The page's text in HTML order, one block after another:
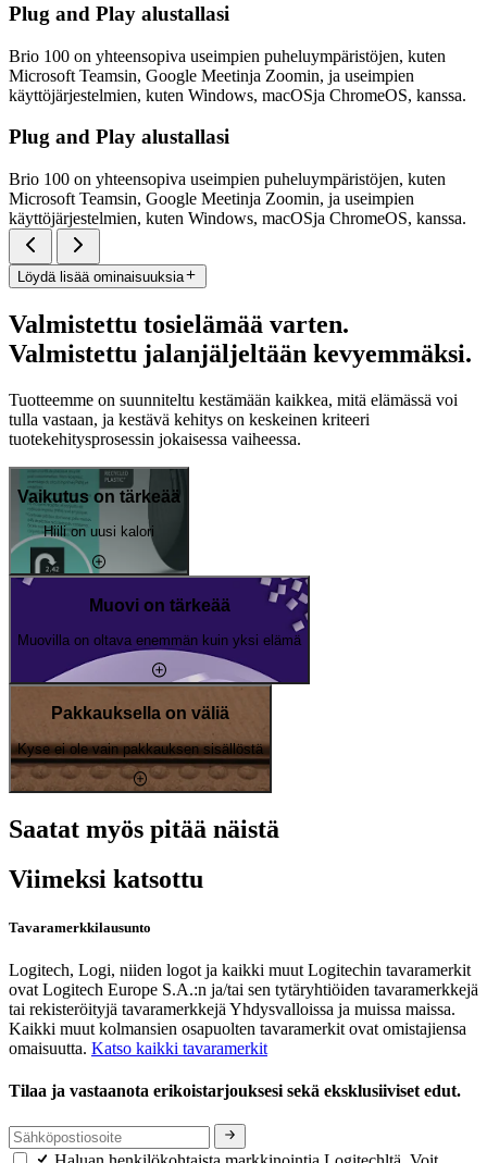
Plug and Play alustallasi
Brio 100 on yhteensopiva useimpien puheluympäristöjen, kuten
Microsoft Teamsin, Google Meetinja Zoomin, ja useimpien
käyttöjärjestelmien, kuten Windows, macOSja ChromeOS, kanssa.
Plug and Play alustallasi
Brio 100 on yhteensopiva useimpien puheluympäristöjen, kuten
Microsoft Teamsin, Google Meetinja Zoomin, ja useimpien
käyttöjärjestelmien, kuten Windows, macOSja ChromeOS, kanssa.
Löydä lisää ominaisuuksia
Valmistettu tosielämää varten.
Valmistettu jalanjäljeltään kevyemmäksi.
Tuotteemme on suunniteltu kestämään kaikkea, mitä elämässä voi
tulla vastaan, ja kestävä kehitys on keskeinen kriteeri
tuotekehitysprosessin jokaisessa vaiheessa.
Vaikutus on tärkeää
Hiili on uusi kalori
Muovi on tärkeää
Muovilla on oltava enemmän kuin yksi elämä
Pakkauksella on väliä
Kyse ei ole vain pakkauksen sisällöstä
Saatat myös pitää näistä
Viimeksi katsottu
Tavaramerkkilausunto
Logitech, Logi, niiden logot ja kaikki muut Logitechin tavaramerkit
ovat Logitech Europe S.A.:n ja/tai sen tytäryhtiöiden tavaramerkkejä
tai rekisteröityjä tavaramerkkejä Yhdysvalloissa ja muissa maissa.
Kaikki muut kolmansien osapuolten tavaramerkit ovat omistajiensa
omaisuutta. Katso kaikki tavaramerkit
Tilaa ja vastaanota erikoistarjouksesi sekä eksklusiiviset edut.